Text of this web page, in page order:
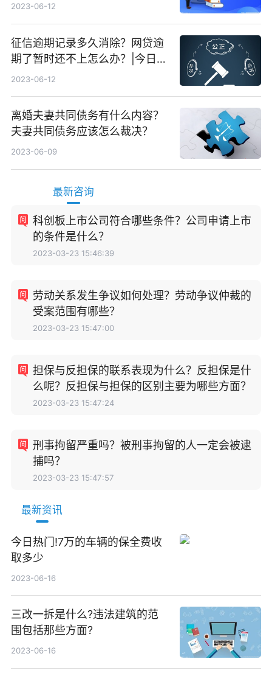
2023-06-12
征信逾期记录多久消除？网贷逾
期了暂时还不上怎么办？|今日快
看
2023-06-12
离婚夫妻共同债务有什么内容？
夫妻共同债务应该怎么裁决？
2023-06-09
最新咨询
科创板上市公司符合哪些条件？公司申请上市
的条件是什么？
2023-03-23 15:46:39
劳动关系发生争议如何处理？劳动争议仲裁的
受案范围有哪些？
2023-03-23 15:47:00
担保与反担保的联系表现为什么？反担保是什
么呢？反担保与担保的区别主要为哪些方面？
2023-03-23 15:47:24
刑事拘留严重吗？被刑事拘留的人一定会被逮
捕吗？
2023-03-23 15:47:57
最新资讯
今日热门!7万的车辆的保全费收
取多少
2023-06-16
三改一拆是什么?违法建筑的范
围包括那些方面?
2023-06-16